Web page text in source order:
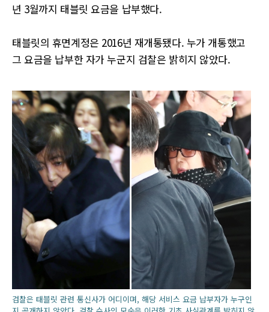
년 3월까지 태블릿 요금을 납부했다.
태블릿의 휴면계정은 2016년 재개통됐다. 누가 개통했고
그 요금을 납부한 자가 누군지 검찰은 밝히지 않았다.
검찰은 태블릿 관련 통신사가 어디이며, 해당 서비스 요금 납부자가 누구인